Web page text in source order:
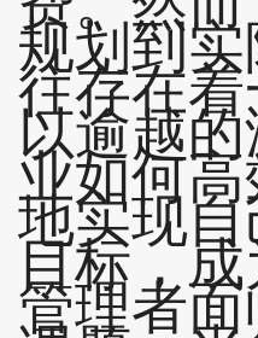
规划到
往存在
以逾越
业如何
地实现
目标，
管理者